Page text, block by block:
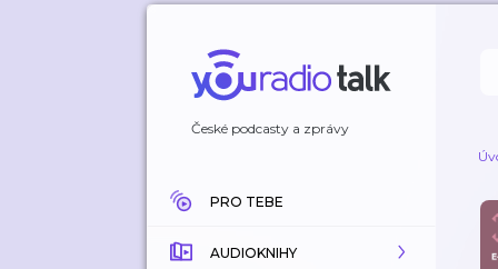
České podcasty a zprávy
PRO TEBE
AUDIOKNIHY